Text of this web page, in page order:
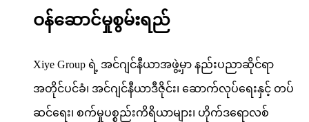
ဝန်ဆောင်မှုစွမ်းရည်
Xiye Group ရဲ့ အင်ဂျင်နီယာအဖွဲ့မှာ နည်းပညာဆိုင်ရာ
အတိုင်ပင်ခံ၊ အင်ဂျင်နီယာဒီဇိုင်း၊ ဆောက်လုပ်ရေးနှင့် တပ်
ဆင်ရေး၊ စက်မှုပစ္စည်းကိရိယာများ၊ ဟိုက်ဒရောလစ်